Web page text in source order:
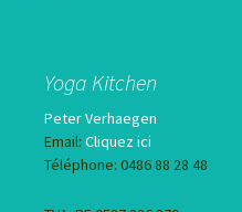
Yoga Kitchen
Peter Verhaegen
Email: Cliquez ici
Téléphone: 0486 88 28 48